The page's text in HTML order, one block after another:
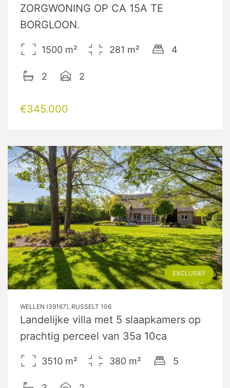
ZORGWONING OP CA 15A TE
BORGLOON.
1500 m² 281 m² 4
2 2
€345.000
EXCLUSIEF
WELLEN (39167), RUSSELT 106
Landelijke villa met 5 slaapkamers op
prachtig perceel van 35a 10ca
3510 m² 380 m² 5